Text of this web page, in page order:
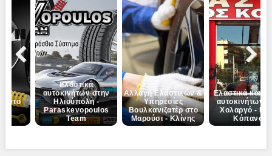
στο
Ελαστικά
αυτοκινήτων στην
Ηλιούπολη -
Paraskevopoulos
Team
Αλλαγή Ελαστικών &
Υπηρεσίες
Βουλκανιζατέρ στο
Μαρούσι - Κλίνης
Ελαστικά και
αυτοκινήτων
Χολαργό -
Κόπανος
Previous Next
Pause